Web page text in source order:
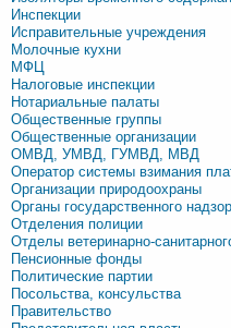
Инспекции
Исправительные учреждения
Молочные кухни
МФЦ
Налоговые инспекции
Нотариальные палаты
Общественные группы
Общественные организации
ОМВД, УМВД, ГУМВД, МВД
Оператор системы взимания
Организации природоохраны
Органы государственного
Отделения полиции
Отделы ветеринарно-
Пенсионные фонды
Политические партии
Посольства, консульства
Правительство